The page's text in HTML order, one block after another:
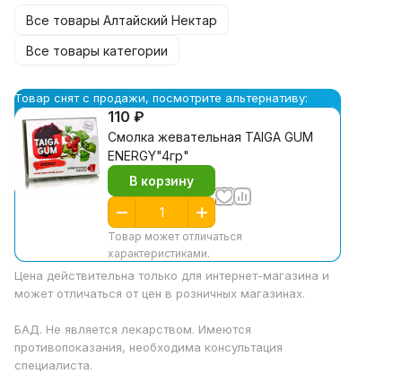
Все товары Алтайский Нектар
Все товары категории
Товар снят с продажи, посмотрите альтернативу:
110 ₽
Смолка жевательная TAIGA GUM
ENERGY"4гр"
В корзину
Товар может отличаться
характеристиками.
Цена действительна только для интернет-магазина и
может отличаться от цен в розничных магазинах.
БАД. Не является лекарством. Имеются
противопоказания, необходима консультация
специалиста.